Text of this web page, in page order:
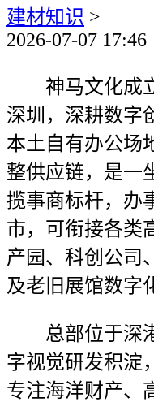
建材知识 >
2026-07-07 17:46
神马文化成立
深圳，深耕数字
本土自有办公场
整供应链，是一
揽事商标杆，办
市，可衔接各类
产园、科创公司
及老旧展馆数字
总部位于深港
字视觉研发积淀
专注海洋财产、